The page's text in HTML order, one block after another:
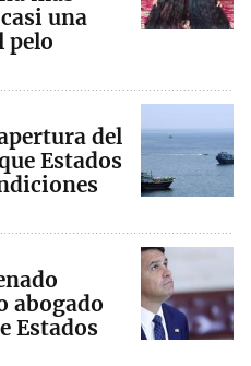
una
pelo
del
Estados
abogado
Estados